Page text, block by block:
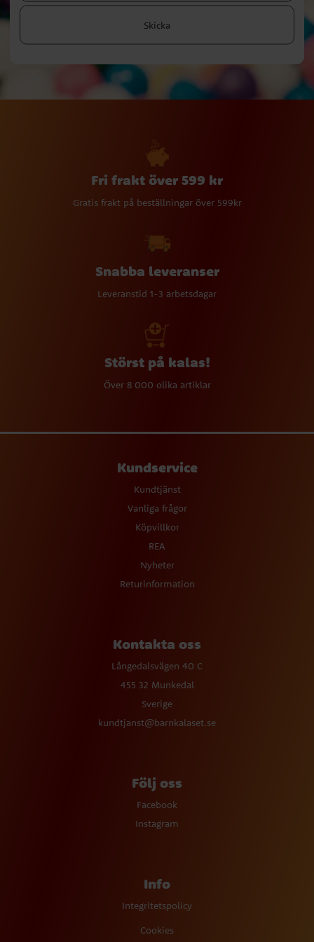
Skicka
Fri frakt över 599 kr
Gratis frakt på beställningar över 599kr
Snabba leveranser
Leveranstid 1-3 arbetsdagar
Störst på kalas!
Över 8 000 olika artiklar
Kundservice
Kundtjänst
Vanliga frågor
Köpvillkor
REA
Nyheter
Returinformation
Kontakta oss
Långedalsvägen 40 C
455 32 Munkedal
Sverige
kundtjanst@barnkalaset.se
Följ oss
Facebook
Instagram
Info
Integritetspolicy
Cookies